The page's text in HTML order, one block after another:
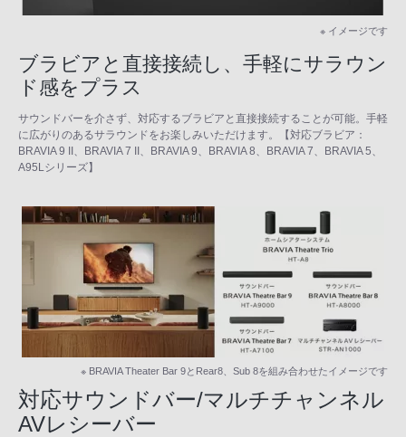
※ イメージです
ブラビアと直接接続し、手軽にサラウン
ド感をプラス
サウンドバーを介さず、対応するブラビアと直接接続することが可能。手軽
に広がりのあるサラウンドをお楽しみいただけます。【対応ブラビア：
BRAVIA 9 II、BRAVIA 7 II、BRAVIA 9、BRAVIA 8、BRAVIA 7、BRAVIA 5、
A95Lシリーズ】
※ BRAVIA Theater Bar 9とRear8、Sub 8を組み合わせたイメージです
対応サウンドバー/マルチチャンネル
AVレシーバー